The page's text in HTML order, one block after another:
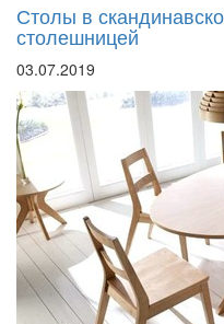
Столы в
столешницей
03.07.2019